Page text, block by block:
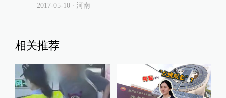
2017-05-10∙ 河南
相关推荐